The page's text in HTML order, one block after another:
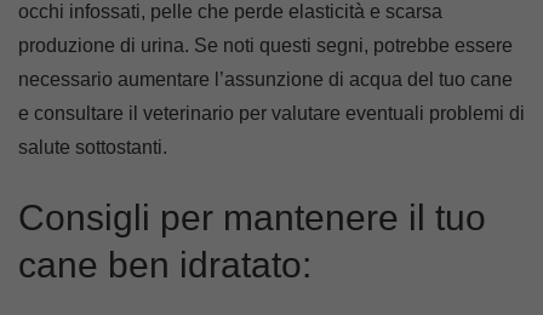
occhi infossati, pelle che perde elasticità e scarsa
produzione di urina. Se noti questi segni, potrebbe essere
necessario aumentare l’assunzione di acqua del tuo cane
e consultare il veterinario per valutare eventuali problemi di
salute sottostanti.
Consigli per mantenere il tuo
cane ben idratato: